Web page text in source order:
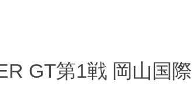
GT第1戦 岡山国際